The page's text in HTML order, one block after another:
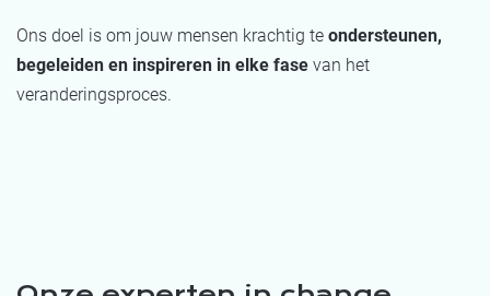
Ons doel is om jouw mensen krachtig te ondersteunen,
begeleiden en inspireren in elke fase van het
veranderingsproces.